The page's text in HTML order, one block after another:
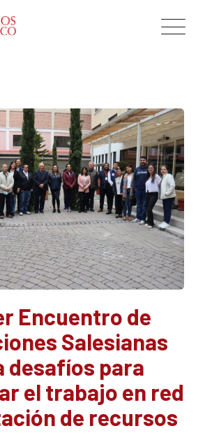
Encuentro de
Salesianas
desafíos para
el trabajo en red
de recursos